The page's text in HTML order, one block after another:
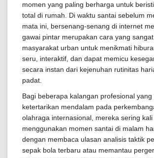
momen yang paling berharga untuk
total di rumah. Di waktu santai sebelum
mata ini, bersenang-senang di internet
gawai pintar merupakan cara yang
masyarakat urban untuk menikmati
seru, interaktif, dan dapat memicu
secara instan dari kejenuhan rutinitas
padat.
Bagi beberapa kalangan profesional yang
ketertarikan mendalam pada
olahraga internasional, mereka sering kali
menggunakan momen santai di malam
dengan membaca ulasan analisis taktik
sepak bola terbaru atau memantau